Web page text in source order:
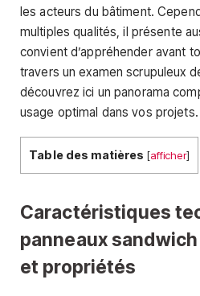
les acteurs du bâtiment.
multiples qualités, il présente
convient d’appréhender avant
travers un examen scrupuleux
découvrez ici un panorama
usage optimal dans vos projets.
Table des matières [afficher]
Caractéristiques
panneaux
et propriétés